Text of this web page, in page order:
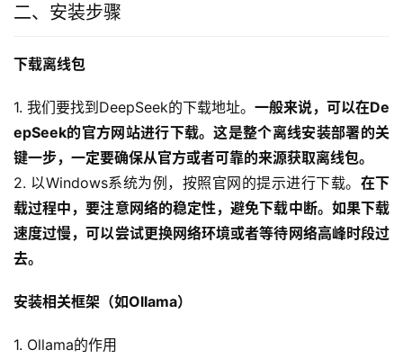
二、安装步骤
下载离线包
1. 我们要找到DeepSeek的下载地址。 一般来说，可以在De
epSeek的官方网站进行下载。这是整个离线安装部署的关
键一步，一定要确保从官方或者可靠的来源获取离线包。
2. 以Windows系统为例，按照官网的提示进行下载。 在下
载过程中，要注意网络的稳定性，避免下载中断。如果下载
速度过慢，可以尝试更换网络环境或者等待网络高峰时段过
去。
安装相关框架（如Ollama）
1. Ollama的作用